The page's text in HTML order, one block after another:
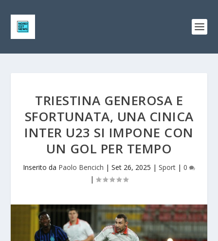
TRIESTINA GENEROSA E
SFORTUNATA, UNA CINICA
INTER U23 SI IMPONE CON
UN GOL PER TEMPO
Inserito da Paolo Bencich | Set 26, 2025 | Sport | 0
|